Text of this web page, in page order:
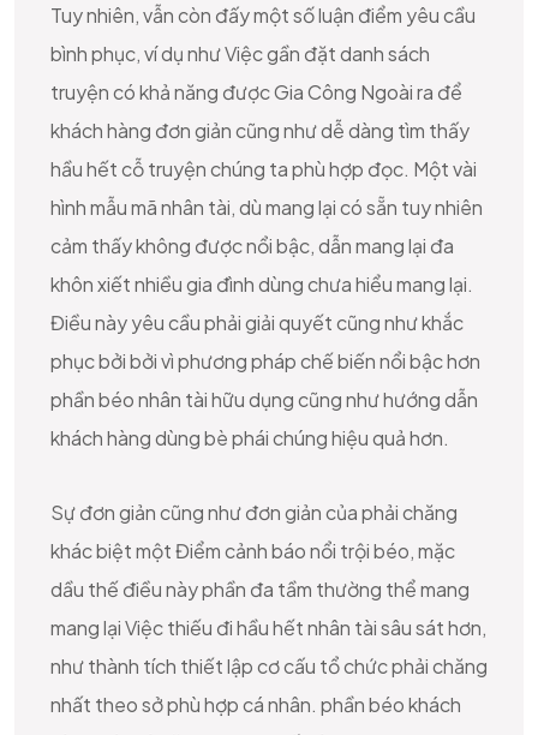
Tuy nhiên, vẫn còn đấy một số luận điểm yêu cầu
bình phục, ví dụ như Việc gần đặt danh sách
truyện có khả năng được Gia Công Ngoài ra để
khách hàng đơn giản cũng như dễ dàng tìm thấy
hầu hết cỗ truyện chúng ta phù hợp đọc. Một vài
hình mẫu mã nhân tài, dù mang lại có sẵn tuy nhiên
cảm thấy không được nổi bậc, dẫn mang lại đa
khôn xiết nhiều gia đình dùng chưa hiểu mang lại.
Điều này yêu cầu phải giải quyết cũng như khắc
phục bởi bởi vì phương pháp chế biến nổi bậc hơn
phần béo nhân tài hữu dụng cũng như hướng dẫn
khách hàng dùng bè phái chúng hiệu quả hơn.
Sự đơn giản cũng như đơn giản của phải chăng
khác biệt một Điểm cảnh báo nổi trội béo, mặc
dầu thế điều này phần đa tầm thường thể mang
mang lại Việc thiếu đi hầu hết nhân tài sâu sát hơn,
như thành tích thiết lập cơ cấu tổ chức phải chăng
nhất theo sở phù hợp cá nhân. phần béo khách